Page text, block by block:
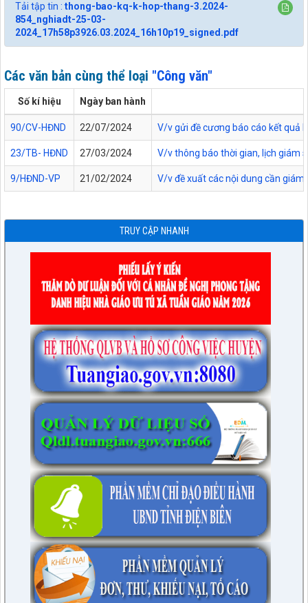
Tải tập tin : thong-bao-kq-k-hop-thang-3.2024-
854_nghiadt-25-03-
2024_17h58p3926.03.2024_16h10p19_signed.pdf
Các văn bản cùng thể loại "Công văn"
Số kí hiệu Ngày ban hành
90/CV-HĐND 22/07/2024 V/v gửi đề cương báo cáo kết quả
23/TB- HĐND 27/03/2024 V/v thông báo thời gian, lịch giám
9/HĐND-VP 21/02/2024 V/v đề xuất các nội dung cần giám
TRUY CẬP NHANH